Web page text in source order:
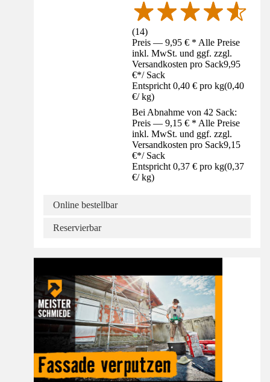
(14)
Preis — 9,95 € * Alle Preise
inkl. MwSt. und ggf. zzgl.
Versandkosten pro Sack9,95
€*/ Sack
Entspricht 0,40 € pro kg(0,40
€/ kg)
Bei Abnahme von 42 Sack:
Preis — 9,15 € * Alle Preise
inkl. MwSt. und ggf. zzgl.
Versandkosten pro Sack9,15
€*/ Sack
Entspricht 0,37 € pro kg(0,37
€/ kg)
Online bestellbar
Reservierbar